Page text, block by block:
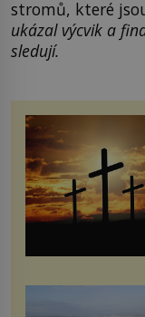
stromů, které
ukázal výcvik a
sledují.